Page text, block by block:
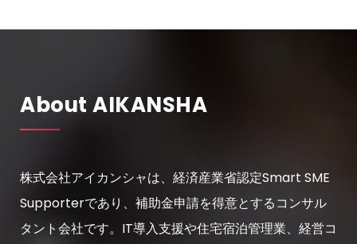
About AIKANSHA
株式会社アイカンシャは、経済産業省認定Smart SME
Supporterであり、補助金申請を得意とするコンサル
タント会社です。IT導入支援や住宅宿泊管理業、経営コ